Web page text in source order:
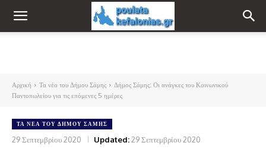
Αρχική Τα νέα του Δήμου Σάμης
Δήμος Σάμης: Οι ανάγκες του Κοινωνικού
Παντοπωλείου για τις επόμενες 5 ημέρες
ΤΑ ΝΈΑ ΤΟΥ ΔΉΜΟΥ ΣΆΜΗΣ
29 Σεπτεμβρίου 2020 Updated:29 Σεπτεμβρίου 2020